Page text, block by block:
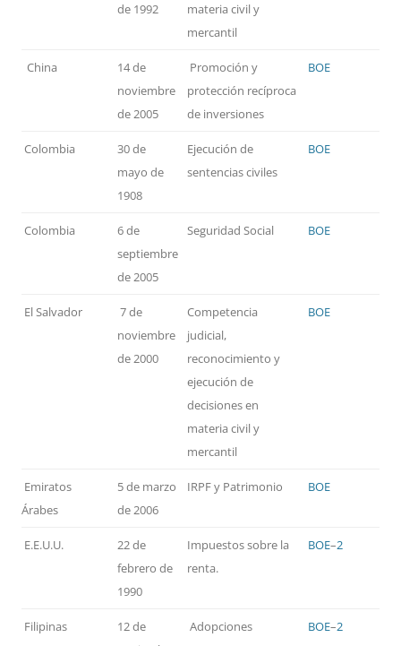
de 1992
materia civil y
mercantil
China
14 de
noviembre
de 2005
Promoción y
protección recíproca
de inversiones
BOE
Colombia
30 de
mayo de
1908
Ejecución de
sentencias civiles
BOE
Colombia
6 de
septiembre
de 2005
Seguridad Social BOE
El Salvador
7 de
noviembre
de 2000
Competencia
judicial,
reconocimiento y
ejecución de
decisiones en
materia civil y
mercantil
BOE
Emiratos
Árabes
5 de marzo
de 2006
IRPF y Patrimonio BOE
E.E.U.U.
22 de
febrero de
1990
Impuestos sobre la
renta.
BOE–2
Filipinas
12 de
Adopciones BOE–2